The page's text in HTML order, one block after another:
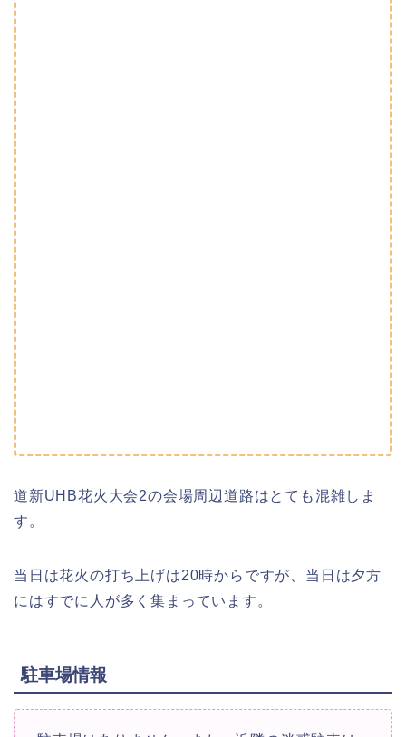
道新UHB花火大会2の会場周辺道路はとても混雑しま
す。
当日は花火の打ち上げは20時からですが、当日は夕方
にはすでに人が多く集まっています。
駐車場情報